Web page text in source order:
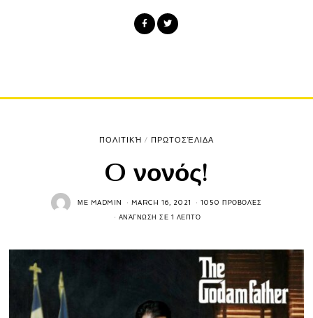
ΠΟΛΙΤΙΚΉ / ΠΡΩΤΟΣΈΛΙΔΑ
O νονός!
ΜΕ MADMIN MARCH 16, 2021 1050 ΠΡΟΒΟΛΈΣ
ΑΝΆΓΝΩΣΗ ΣΕ 1 ΛΕΠΤΌ